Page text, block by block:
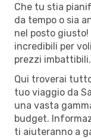
Che tu stia
da tempo o sia
nel posto
incredibili per
prezzi imbattibili.
Qui troverai
tuo viaggio da
una vasta
budget.
ti aiuteranno a